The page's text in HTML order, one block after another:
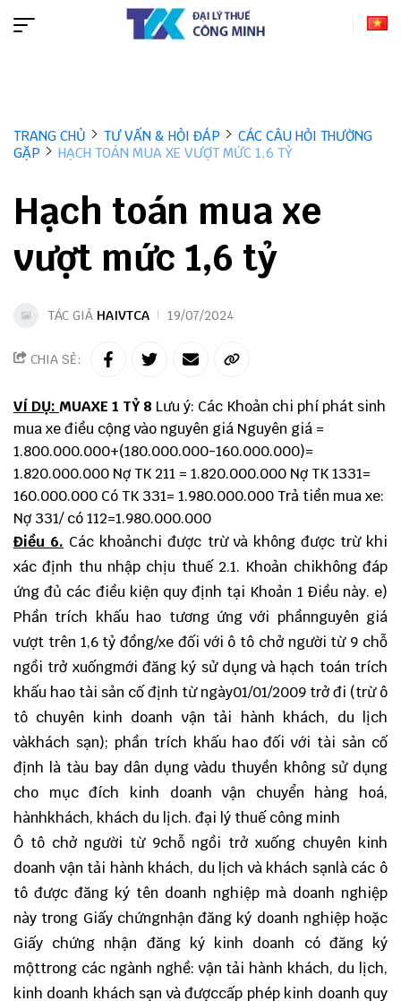
TRANG CHỦ TƯ VẤN & HỎI ĐÁP
CÁC CÂU HỎI THƯỜNG
GẶP
HẠCH TOÁN MUA XE VƯỢT MỨC 1,6 TỶ
Hạch toán mua xe
vượt mức 1,6 tỷ
TÁC GIẢ HAIVTCA 19/07/2024
CHIA SẺ:
VÍ DỤ: MUAXE 1 TỶ 8 Lưu ý: Các Khoản chi phí phát sinh
mua xe điều cộng vào nguyên giá Nguyên giá =
1.800.000.000+(180.000.000-160.000.000)=
1.820.000.000 Nợ TK 211 = 1.820.000.000 Nợ TK 1331=
160.000.000 Có TK 331= 1.980.000.000 Trả tiền mua xe:
Nợ 331/ có 112=1.980.000.000
Điều 6. Các khoảnchi được trừ và không được trừ khi
xác định thu nhập chịu thuế 2.1. Khoản chikhông đáp
ứng đủ các điều kiện quy định tại Khoản 1 Điều này. e)
Phần trích khấu hao tương ứng với phầnnguyên giá
vượt trên 1,6 tỷ đồng/xe đối với ô tô chở người từ 9 chỗ
ngồi trở xuốngmới đăng ký sử dụng và hạch toán trích
khấu hao tài sản cố định từ ngày01/01/2009 trở đi (trừ ô
tô chuyên kinh doanh vận tải hành khách, du lịch
vàkhách sạn); phần trích khấu hao đối với tài sản cố
định là tàu bay dân dụng vàdu thuyền không sử dụng
cho mục đích kinh doanh vận chuyển hàng hoá,
hànhkhách, khách du lịch. đại lý thuế công minh
Ô tô chở người từ 9chỗ ngồi trở xuống chuyên kinh
doanh vận tải hành khách, du lịch và khách sạnlà các ô
tô được đăng ký tên doanh nghiệp mà doanh nghiệp
này trong Giấy chứngnhận đăng ký doanh nghiệp hoặc
Giấy chứng nhận đăng ký kinh doanh có đăng ký
mộttrong các ngành nghề: vận tải hành khách, du lịch,
kinh doanh khách sạn và đượccấp phép kinh doanh quy